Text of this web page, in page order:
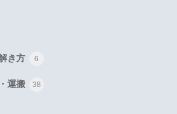
き方 6
運搬 38